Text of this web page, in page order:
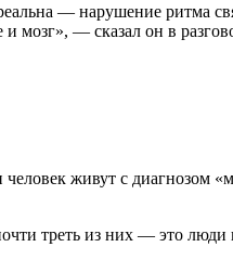
— нарушение ритма
и мозг», — сказал он в
живут с диагнозом
треть из них — это люди